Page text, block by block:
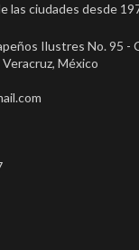
las ciudades desde
Ilustres No. 95 -
México